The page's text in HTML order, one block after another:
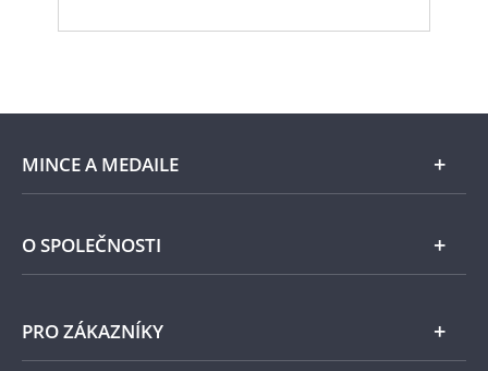
MINCE A MEDAILE
E-shop
Stříbro
O SPOLEČNOSTI
Národní Pokladnice
PRO ZÁKAZNÍKY